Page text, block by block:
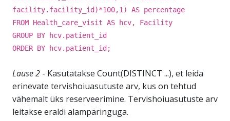
facility.facility_id)*100,1) AS percentage
FROM Health_care_visit AS hcv, Facility
GROUP BY hcv.patient_id
ORDER BY hcv.patient_id;
Lause 2 - Kasutatakse Count(DISTINCT ...), et leida
erinevate tervishoiuasutuste arv, kus on tehtud
vähemalt üks reserveerimine. Tervishoiuasutuste arv
leitakse eraldi alampäringuga.